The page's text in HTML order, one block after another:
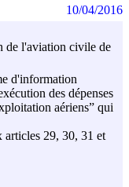
de l'aviation civile de
d'information
des dépenses
aériens” qui
articles 29, 30, 31 et
10/04/2016